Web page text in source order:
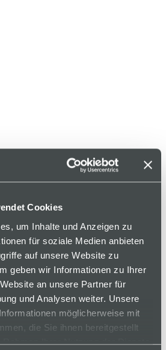
Cookies
um Inhalte und Anzeigen zu
für soziale Medien anbieten
auf unsere Website zu
geben wir Informationen zu Ihrer
an unsere Partner für
und Analysen weiter. Unsere
möglicherweise mit
die Sie ihnen bereitgestellt
Ihrer Nutzung der Dienste